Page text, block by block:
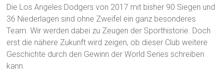
Die Los Angeles Dodgers von 2017 mit bisher 90 Siegen und
36 Niederlagen sind ohne Zweifel ein ganz besonderes
Team. Wir werden dabei zu Zeugen der Sporthistorie. Doch
erst die nähere Zukunft wird zeigen, ob dieser Club weitere
Geschichte durch den Gewinn der World Series schreiben
kann.